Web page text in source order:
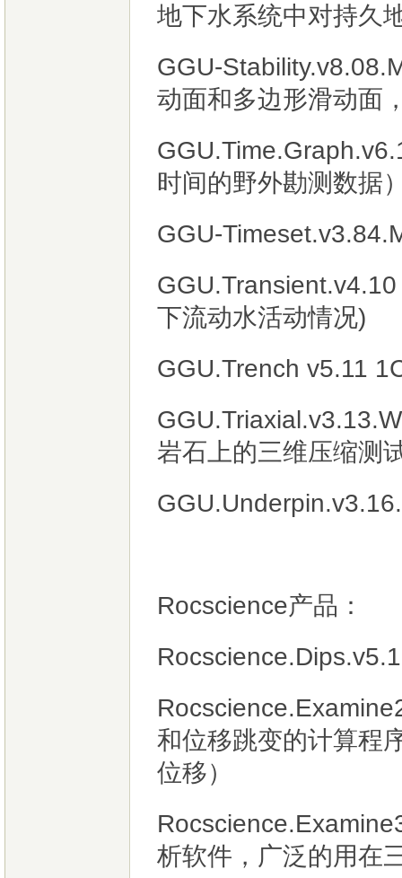
地下水系统中对持久
GGU-
动面和多边形滑动面
时间的野外勘测数据
GGU-
下流动水活动情况)
GGU.Trench v5.11
岩石上的三维压缩测
Rocscience产品：
和位移跳变的计算程
位移）
析软件，广泛的用在